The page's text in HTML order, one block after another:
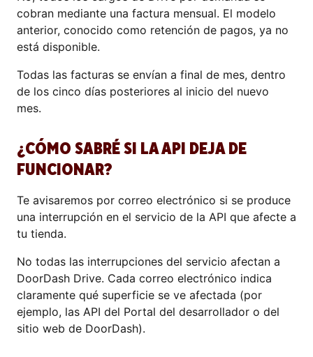
cobran mediante una factura mensual. El modelo
anterior, conocido como retención de pagos, ya no
está disponible.
Todas las facturas se envían a final de mes, dentro
de los cinco días posteriores al inicio del nuevo
mes.
¿CÓMO SABRÉ SI LA API DEJA DE
FUNCIONAR?
Te avisaremos por correo electrónico si se produce
una interrupción en el servicio de la API que afecte a
tu tienda.
No todas las interrupciones del servicio afectan a
DoorDash Drive. Cada correo electrónico indica
claramente qué superficie se ve afectada (por
ejemplo, las API del Portal del desarrollador o del
sitio web de DoorDash).